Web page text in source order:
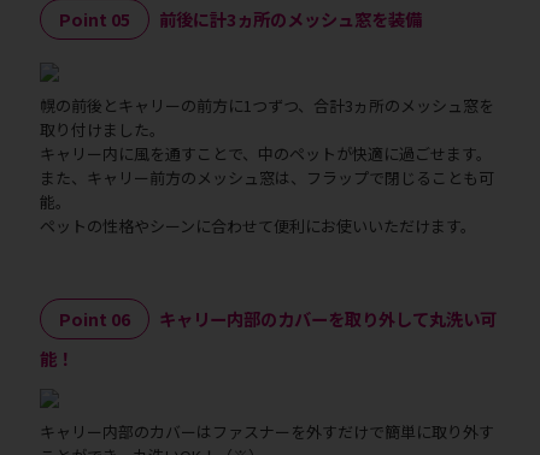
Point 05 前後に計3ヵ所のメッシュ窓を装備
幌の前後とキャリーの前方に1つずつ、合計3ヵ所のメッシュ窓を
取り付けました。
キャリー内に風を通すことで、中のペットが快適に過ごせます。
また、キャリー前方のメッシュ窓は、フラップで閉じることも可
能。
ペットの性格やシーンに合わせて便利にお使いいただけます。
Point 06
キャリー内部のカバーを取り外して丸洗い可
能！
キャリー内部のカバーはファスナーを外すだけで簡単に取り外す